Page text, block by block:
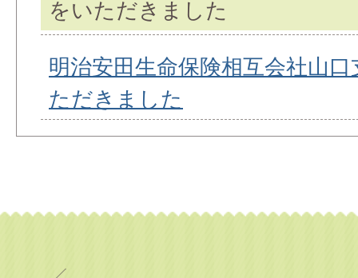
をいただきました
明治安田生命保険相互会社山
ただきました